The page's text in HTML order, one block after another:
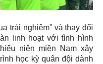
trải nghiệm” và thay đổi
linh hoạt với tình hình
niên miền Nam xây
học kỳ quân đội dành